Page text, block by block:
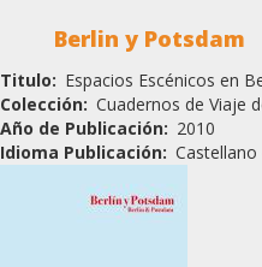
d'ariadna
Berlin y Potsdam
Titulo
Espacios Escénicos en
Colección Cuadernos de Viaje
Año de Publicación
2010
Idioma Publicación Castellano